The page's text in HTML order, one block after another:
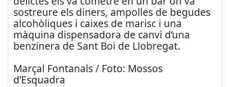
sostreure els diners, ampolles de begudes
alcohòliques i caixes de marisc i una
màquina dispensadora de canvi d’una
benzinera de Sant Boi de Llobregat.
Marçal Fontanals / Foto: Mossos
d’Esquadra